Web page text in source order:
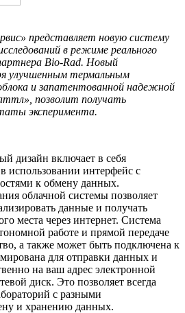
представляет новую систему
в режиме реального
Bio-Rad. Новый
улучшенным термальным
и запатентованной надежной
позволит получать
эксперимента.
дизайн включает в себя
использовании интерфейс с
к обмену данных.
облачной системы позволяет
данные и получать
места через интернет. Система
работе и прямой передаче
а также может быть подключена к
для отправки данных и
на ваш адрес электронной
диск. Это позволяет всегда
с разными
и хранению данных.